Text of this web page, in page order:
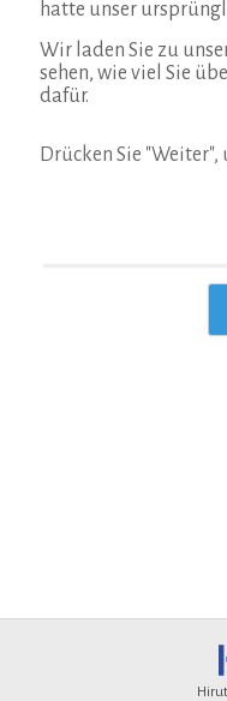
hatte unser
Wir laden Sie zu
sehen, wie viel Sie
dafür.
Drücken Sie